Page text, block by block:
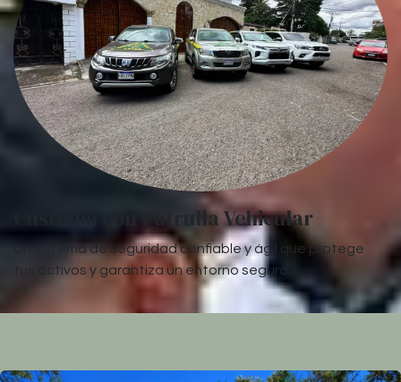
Custodia con Patrulla Vehicular
Un sistema de seguridad confiable y ágil que protege
tus activos y garantiza un entorno seguro.